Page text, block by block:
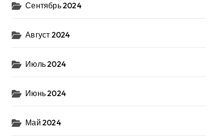
Сентябрь 2024
Август 2024
Июль 2024
Июнь 2024
Май 2024